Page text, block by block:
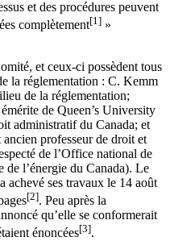
et des procédures peuvent
complètement[1] »
et ceux-ci possèdent tous
la réglementation : C. Kemm
de la réglementation;
de Queen’s University
administratif du Canada; et
professeur de droit et
de l’Office national de
de l’énergie du Canada). Le
achevé ses travaux le 14 août
[2]. Peu après la
qu’elle se conformerait
énoncées[3].